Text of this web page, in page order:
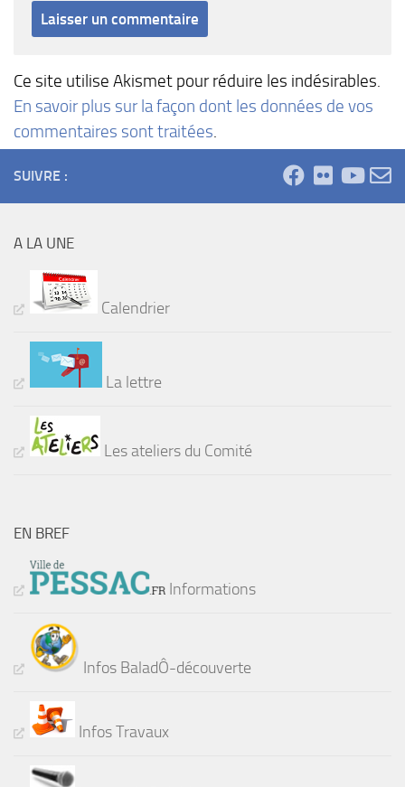
Ce site utilise Akismet pour réduire les indésirables.
En savoir plus sur la façon dont les données de vos
commentaires sont traitées.
SUIVRE :
A LA UNE
Calendrier
La lettre
Les ateliers du Comité
EN BREF
Informations
Infos BaladÔ-découverte
Infos Travaux